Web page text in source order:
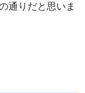
通りだと思いま